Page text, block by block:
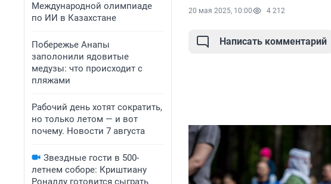
Международной олимпиаде
по ИИ в Казахстане
Побережье Анапы
заполонили ядовитые
медузы: что происходит с
пляжами
Рабочий день хотят сократить,
но только летом — и вот
почему. Новости 7 августа
Звездные гости в 500-
летнем соборе: Криштиану
Роналду готовится сыграть
20 мая 2025, 10:00 4 212
Написать комментарий